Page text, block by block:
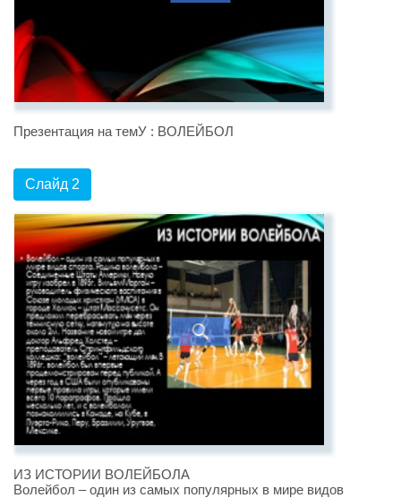
Презентация на темУ : ВОЛЕЙБОЛ
Слайд 2
ИЗ ИСТОРИИ ВОЛЕЙБОЛА
Волейбол – один из самых популярных в мире видов